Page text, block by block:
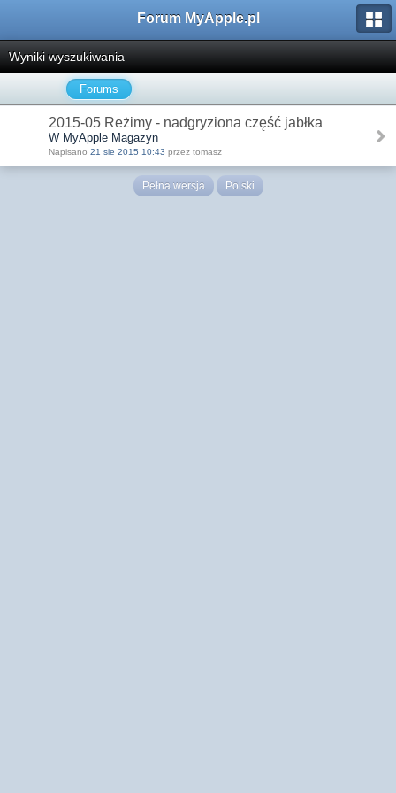
Forum MyApple.pl
Wyniki wyszukiwania
Forums
2015-05 Reżimy - nadgryziona część jabłka
W MyApple Magazyn
Napisano 21 sie 2015 10:43 przez tomasz
Pełna wersja Polski